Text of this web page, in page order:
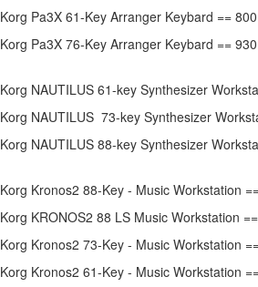
Korg Pa3X 61-Key Arranger Keybard ==
Korg Pa3X 76-Key Arranger Keybard ==
Korg NAUTILUS 61-key Synthesizer
Korg NAUTILUS 73-key Synthesizer
Korg NAUTILUS 88-key Synthesizer
Korg Kronos2 88-Key - Music Workstation
Korg KRONOS2 88 LS Music Workstation
Korg Kronos2 73-Key - Music Workstation
Korg Kronos2 61-Key - Music Workstation